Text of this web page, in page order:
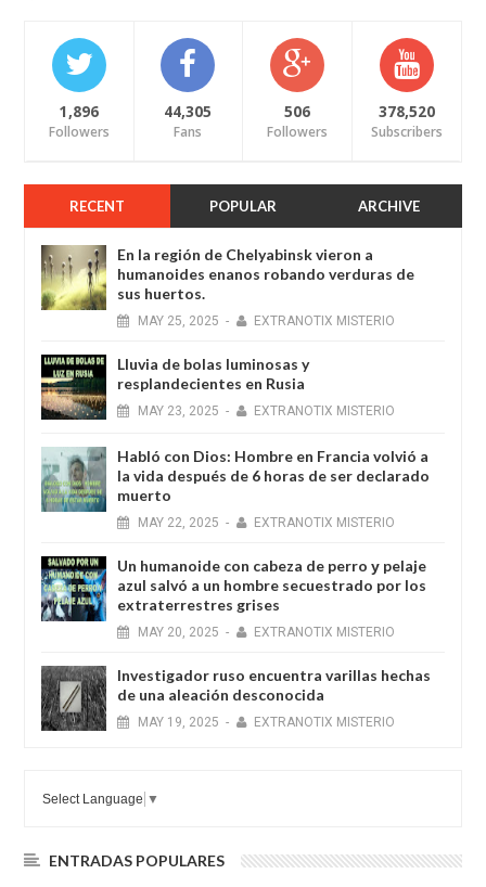
1,896
Followers
44,305
Fans
506
Followers
378,520
Subscribers
RECENT POPULAR ARCHIVE
En la región de Chelyabinsk vieron a
humanoides enanos robando verduras de
sus huertos.
MAY 25, 2025 - EXTRANOTIX MISTERIO
Lluvia de bolas luminosas y
resplandecientes en Rusia
MAY 23, 2025 - EXTRANOTIX MISTERIO
Habló con Dios: Hombre en Francia volvió a
la vida después de 6 horas de ser declarado
muerto
MAY 22, 2025 - EXTRANOTIX MISTERIO
Un humanoide con cabeza de perro у pelaje
azul salvó a un hombre secuestrado por los
extraterrestres grises
MAY 20, 2025 - EXTRANOTIX MISTERIO
Investigador ruso encuentra varillas hechas
de una aleación desconocida
MAY 19, 2025 - EXTRANOTIX MISTERIO
Select Language ▼
ENTRADAS POPULARES